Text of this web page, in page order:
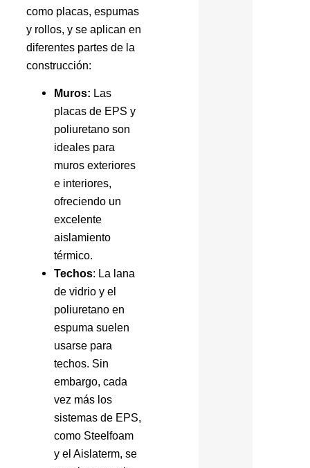
como placas, espumas
y rollos, y se aplican en
diferentes partes de la
construcción:
Muros: Las
placas de EPS y
poliuretano son
ideales para
muros exteriores
e interiores,
ofreciendo un
excelente
aislamiento
térmico.
Techos: La lana
de vidrio y el
poliuretano en
espuma suelen
usarse para
techos. Sin
embargo, cada
vez más los
sistemas de EPS,
como Steelfoam
y el Aislaterm, se